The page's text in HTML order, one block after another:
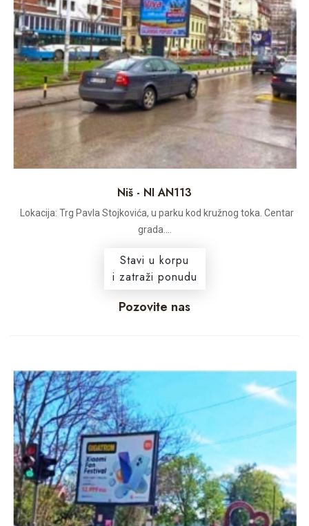
Niš - NI AN113
Lokacija: Trg Pavla Stojkovića, u parku kod kružnog toka. Centar
grada....
Stavi u korpu
i zatraži ponudu
Pozovite nas